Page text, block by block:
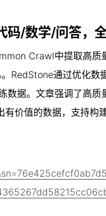
码/数学/问答，
Crawl中提取高
通过优化数
据。文章强调了高
价值的数据，支持构